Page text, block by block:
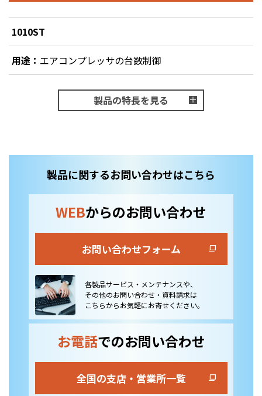
1010ST
用途： エアコンプレッサの台数制御
製品の特長を見る
製品に関するお問い合わせはこちら
WEBからのお問い合わせ
お問い合わせフォーム
各製品サービス・メンテナンスや、
その他のお問い合わせ・資料請求は
こちらからお気軽にお寄せください。
お電話でのお問い合わせ
全国の支店・営業所一覧